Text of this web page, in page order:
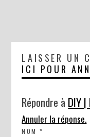
LAISSER UN
ICI POUR
Répondre à DIY
Annuler la réponse.
NOM*